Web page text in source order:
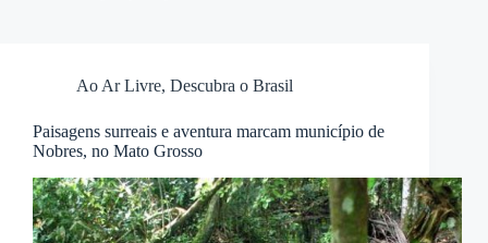
Ao Ar Livre, Descubra o Brasil
Paisagens surreais e aventura marcam município de
Nobres, no Mato Grosso